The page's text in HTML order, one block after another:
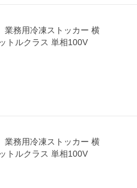
業務用冷凍ストッカー 横
トルクラス 単相100V
業務用冷凍ストッカー 横
トルクラス 単相100V